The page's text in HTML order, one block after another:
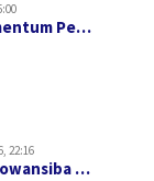
Pe…
22:16
…